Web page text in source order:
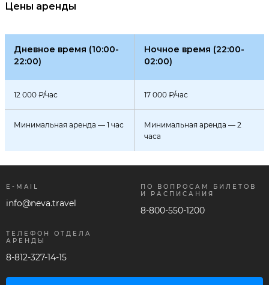
Цены аренды
Дневное время (10:00-
22:00)
Ночное время (22:00-
02:00)
12 000 ₽/час 17 000 ₽/час
Минимальная аренда — 1 час
Минимальная аренда — 2
часа
E-MAIL
info@neva.travel
ПО ВОПРОСАМ БИЛЕТОВ
И РАСПИСАНИЯ
8-800-550-1200
ТЕЛЕФОН ОТДЕЛА
АРЕНДЫ
8-812-327-14-15